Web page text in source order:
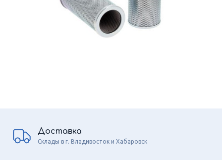
Доставка
Склады в г. Владивосток и Хабаровск